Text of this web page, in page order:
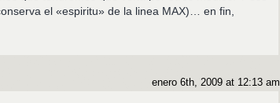
el «espiritu» de la linea MAX)… en fin,
enero 6th, 2009 at 12:13 am